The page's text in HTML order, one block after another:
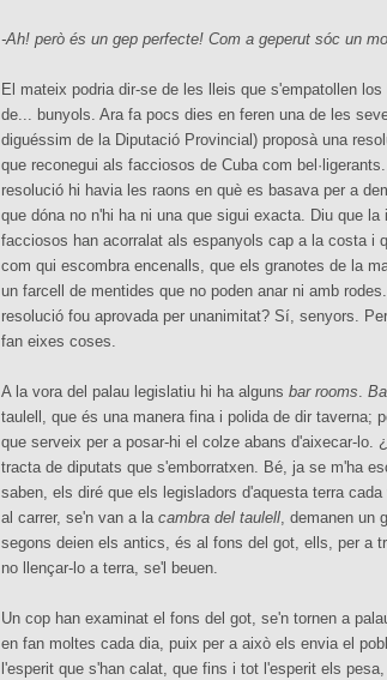
-Ah! però és un gep perfecte! Com a geperut sóc un
El mateix podria dir-se de les lleis que s'empatollen
de... bunyols. Ara fa pocs dies en feren una de les
diguéssim de la Diputació Provincial) proposà una
que reconegui als facciosos de Cuba com
resolució hi havia les raons en què es basava per a
que dóna no n'hi ha ni una que sigui exacta. Diu que
facciosos han acorralat als espanyols cap a la costa i
com qui escombra encenalls, que els granotes de la
un farcell de mentides que no poden anar ni amb
resolució fou aprovada per unanimitat? Sí, senyors.
fan eixes coses.
A la vora del palau legislatiu hi ha alguns bar rooms.
taulell, que és una manera fina i polida de dir taverna;
que serveix per a posar-hi el colze abans d'aixecar-lo.
tracta de diputats que s'emborratxen. Bé, ja se m'ha
saben, els diré que els legisladors d'aquesta terra
al carrer, se'n van a la cambra del taulell, demanen un
segons deien els antics, és al fons del got, ells, per a
no llençar-lo a terra, se'l beuen.
Un cop han examinat el fons del got, se'n tornen a
en fan moltes cada dia, puix per a això els envia el
l'esperit que s'han calat, que fins i tot l'esperit els